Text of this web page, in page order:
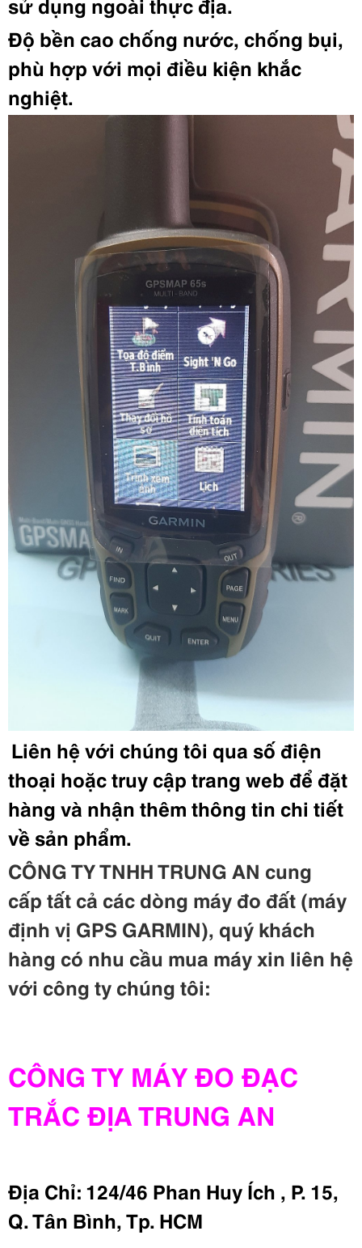
Độ bền cao chống nước, chống bụi,
phù hợp với mọi điều kiện khắc
nghiệt.
Liên hệ với chúng tôi qua số điện
thoại hoặc truy cập trang web để đặt
hàng và nhận thêm thông tin chi tiết
về sản phẩm.
CÔNG TY TNHH TRUNG AN cung
cấp tất cả các dòng máy đo đất (máy
định vị GPS GARMIN), quý khách
hàng có nhu cầu mua máyxin liên hệ
với công ty chúng tôi:
CÔNG TY MÁY ĐO ĐẠC
TRẮC ĐỊA TRUNG AN
Địa Chỉ: 124/46 Phan Huy Ích , P. 15,
Q. Tân Bình, Tp. HCM